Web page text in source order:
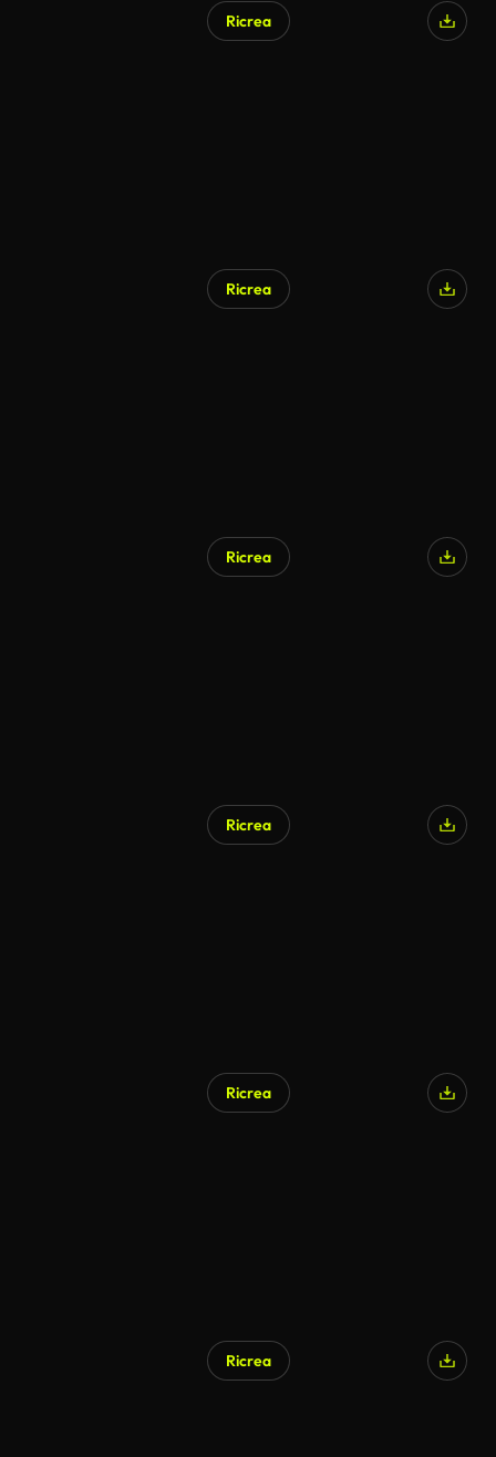
Ricrea
Ricrea
Ricrea
Ricrea
Ricrea
Ricrea